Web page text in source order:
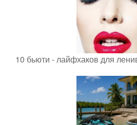
10 бьюти - лайфхаков для